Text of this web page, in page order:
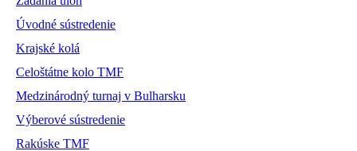
Úvodné sústredenie
Krajské kolá
Celoštátne kolo TMF
Medzinárodný turnaj v Bulharsku
Výberové sústredenie
Rakúske TMF